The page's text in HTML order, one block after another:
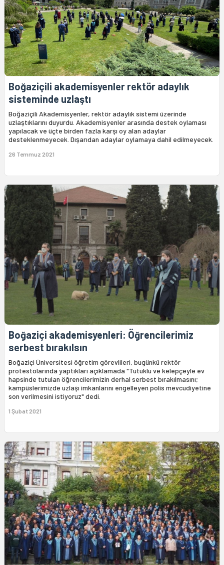
Boğaziçili akademisyenler rektör adaylık
sisteminde uzlaştı
Boğaziçili Akademisyenler, rektör adaylık sistemi üzerinde
uzlaştıklarını duyurdu. Akademisyenler arasında destek oylaması
yapılacak ve üçte birden fazla karşı oy alan adaylar
desteklenmeyecek. Dışarıdan adaylar oylamaya dahil edilmeyecek.
26 Temmuz 2021
Boğaziçi akademisyenleri: Öğrencilerimiz
serbest bırakılsın
Boğaziçi Üniversitesi öğretim görevlileri, bugünkü rektör
protestolarında yaptıkları açıklamada "Tutuklu ve kelepçeyle ev
hapsinde tutulan öğrencilerimizin derhal serbest bırakılmasını;
kampüslerimizde uzlaşı imkanlarını engelleyen polis mevcudiyetine
son verilmesini istiyoruz" dedi.
1 Şubat 2021